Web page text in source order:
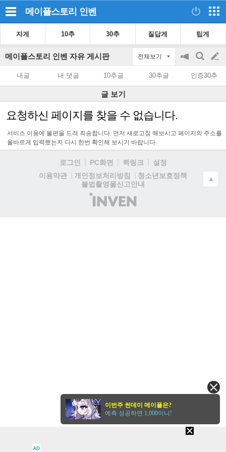
메이플스토리 인벤
자게 10추 30추 질답게 팁게
메이플스토리 인벤 자유 게시판 전체보기
공
on/off
검
색
글
쓰
기
내글 내 댓글 10추글 30추글 인증30추
글 보기
요청하신 페이지를 찾을 수 없습니다.
서비스 이용에 불편을 드려 죄송합니다. 먼저 새로고침 해보시고 페이지의 주소를
올바르게 입력했는지 다시 한번 확인해 보시기 바랍니다.
로그인 PC화면 퀵링크
설정
이용약관
개인정보처리방침
청소년보호정책
불법촬영물신고안내
(주)
인
▲
AD
이번주 썬데이 메이플은?
예측 성공하면 1,000이니!